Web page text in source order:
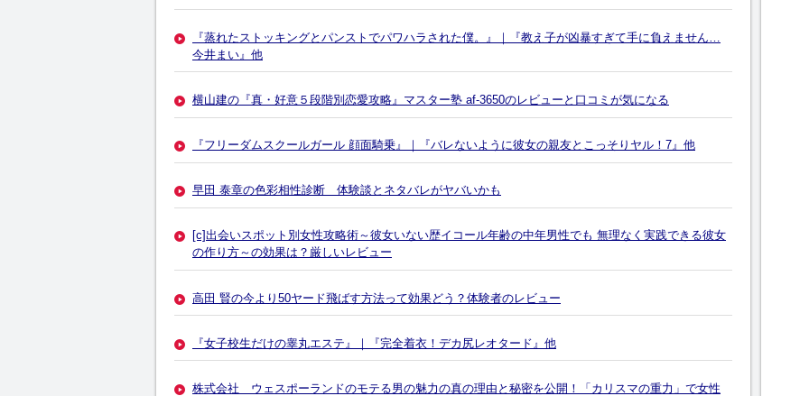
『蒸れたストッキングとパンストでパワハラされた僕。』｜『教え子が凶暴すぎて手に負えません…
今井まい』他
横山建の『真・好意５段階別恋愛攻略』マスター塾 af-3650のレビューと口コミが気になる
『フリーダムスクールガール 顔面騎乗』｜『バレないように彼女の親友とこっそりヤル！7』他
早田 泰章の色彩相性診断 体験談とネタバレがヤバいかも
[c]出会いスポット別女性攻略術～彼女いない歴イコール年齢の中年男性でも 無理なく実践できる彼女
の作り方～の効果は？厳しいレビュー
高田 賢の今より50ヤード飛ばす方法って効果どう？体験者のレビュー
『女子校生だけの睾丸エステ』｜『完全着衣！デカ尻レオタード』他
株式会社 ウェスポーランドのモテる男の魅力の真の理由と秘密を公開！「カリスマの重力」で女性